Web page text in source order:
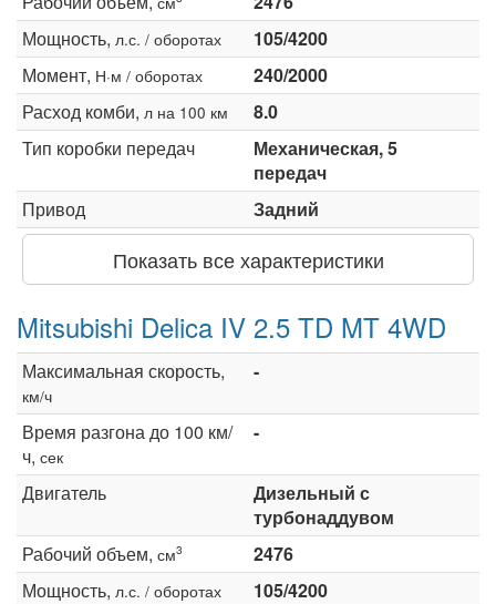
Мощность, л.с. / оборотах
105/4200
Момент, Н·м / оборотах
240/2000
Расход комби, л на 100 км
8.0
Тип коробки передач
Механическая, 5
передач
Привод
Задний
Показать все характеристики
Mitsubishi Delica IV 2.5 TD MT 4WD
Максимальная скорость,
км/ч
-
Время разгона до 100 км/
ч, сек
-
Двигатель
Дизельный с
турбонаддувом
Рабочий объем, см3
2476
Мощность, л.с. / оборотах
105/4200